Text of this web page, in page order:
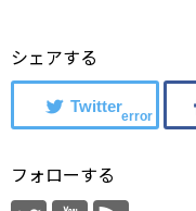
シェアする
error
フォローする